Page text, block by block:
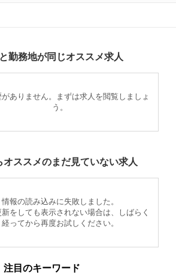
勤務地が同じオススメ求人
がありません。まずは求人を閲覧しましょ
う。
オススメのまだ見ていない求人
情報の読み込みに失敗しました。
をしても表示されない場合は、しばらく
経ってから再度お試しください。
注目のキーワード